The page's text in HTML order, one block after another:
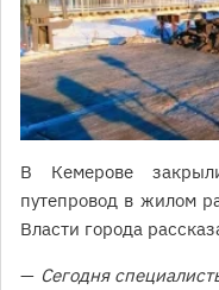
В Кемерове
путепровод в жилом
Власти города
— Сегодня